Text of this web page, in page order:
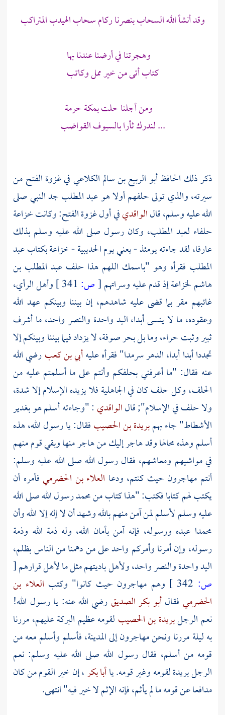
وقد أنشأ الله السحاب بنصرنا ركام سحاب الهيدب المتراكب
وهجرتنا في أرضنا عندنا بها
كتاب أتى من خير ممل وكاتب
ومن أجلنا حلت بمكة حرمة
... لندرك ثأرا بالسيوف القواضب
ذكر ذلكالحافظ أبو الربيع بن سالم الكلاعيفي غزوة الفتح من
سيرته، والذي تولى حلفهم أولا هوعبد المطلبجد النبي صلى
الله عليه وسلم، قالالواقديفي أول غزوة الفتح: وكانتخزاعة
حلفاء لعبد المطلب، وكان رسول صلى الله عليه وسلم بذلك
عارفا، لقد جاءته يومئذ - يعني يوم الحديبية -خزاعةبكتاب عبد
المطلب فقرأه وهو "باسمك اللهم هذا حلف عبد المطلب بن
هاشملخزاعةإذ قدم عليه وسراتهم[ص:
وأهل الرأي،
غائبهم مقر بما قضى عليه شاهدهم، إن بيننا وبينكم عهد الله
وعقوده، ما لا ينسى أبدا، اليد واحدة والنصر واحد، ما أشرف
ثبير وثبت حراء، وما بل بحر صوفة، لا يزداد فيما بيننا وبينكم إلا
تجددا أبدا أبدا، الدهر سرمدا" فقرأه عليهأبي بن كعبرضي الله
عنه فقال: "ما أعرفني بحلفكم وأنتم على ما أسلمتم عليه من
الحلف، وكل حلف كان في الجاهلية فلا يزيده الإسلام إلا شدة،
ولا حلف في الإسلام"; قالالواقدي : "وجاءته أسلم هو بغدير
الأشطاط" جاء بهمبريدة بن الحصيبفقال: يا رسول الله، هذه
أسلموهذه محالها وقد هاجر إليك من هاجر منها وبقي قوم منهم
في مواشيهم ومعاشهم، فقال رسول الله صلى الله عليه وسلم:
أنتم مهاجرون حيث كنتم، ودعا العلاء بن الحضرميفأمره أن
يكتب لهم كتابا فكتب: "هذا كتاب منمحمدرسول الله صلى الله
عليه وسلم لأسلم لمن آمن منهم بالله وشهد أن لا إله إلا الله وأن
محمدا عبده ورسوله، فإنه آمن بأمان الله، وله ذمة الله وذمة
رسوله، وإن أمرنا وأمركم واحد على من دهمنا من الناس بظلم،
اليد واحدة والنصر واحد، ولأهل باديتهم مثل ما لأهل قرارهم[
ص:
وهم مهاجرون حيث كانوا" وكتب العلاء بن
الحضرمي فقالأبو بكر الصديقرضي الله عنه: يا رسول الله!
نعم الرجلبريدة بن الحصيب لقومه عظيم البركة عليهم، مررنا
به ليلة مررنا ونحن مهاجرون إلىالمدينة،فأسلم وأسلم معه من
قومه من أسلم، فقال رسول الله صلى الله عليه وسلم: نعم
الرجلبريدةلقومه وغير قومه. ياأبا بكر، إن خير القوم من كان
مدافعا عن قومه ما لم يأثم، فإنه الإثم لا خير فيه" انتهى.